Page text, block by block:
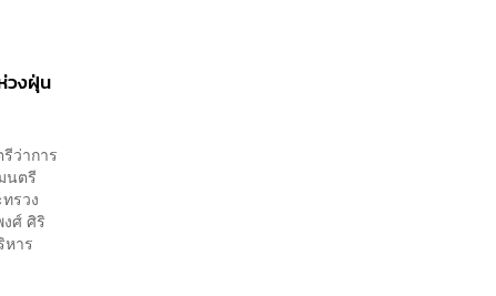
วงฝุ่น
ว่าการ
นตรี
รวง
ศ์ ศิริ
หาร